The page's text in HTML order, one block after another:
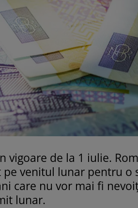
vigoare de la 1 iulie.
venitul lunar pentru o
care nu vor mai fi
lunar.